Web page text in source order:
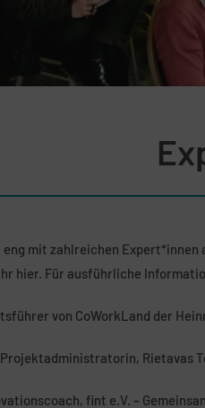
mit zahlreichen Expert*innen
hier. Für ausführliche
von CoWorkLand der
Rietavas
fint e.V. –